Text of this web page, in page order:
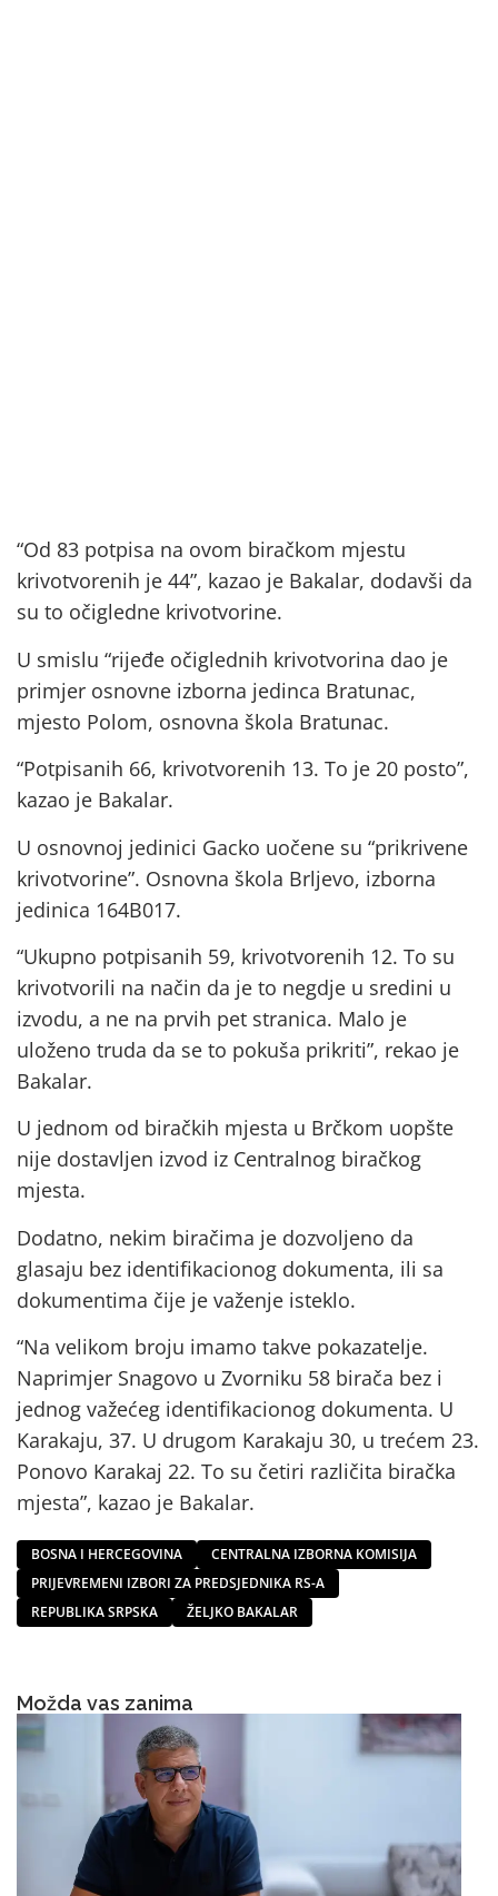
“Od 83 potpisa na ovom biračkom mjestu
krivotvorenih je 44”, kazao je Bakalar, dodavši da
su to očigledne krivotvorine.
U smislu “rijeđe očiglednih krivotvorina dao je
primjer osnovne izborna jedinca Bratunac,
mjesto Polom, osnovna škola Bratunac.
“Potpisanih 66, krivotvorenih 13. To je 20 posto”,
kazao je Bakalar.
U osnovnoj jedinici Gacko uočene su “prikrivene
krivotvorine”. Osnovna škola Brljevo, izborna
jedinica 164B017.
“Ukupno potpisanih 59, krivotvorenih 12. To su
krivotvorili na način da je to negdje u sredini u
izvodu, a ne na prvih pet stranica. Malo je
uloženo truda da se to pokuša prikriti”, rekao je
Bakalar.
U jednom od biračkih mjesta u Brčkom uopšte
nije dostavljen izvod iz Centralnog biračkog
mjesta.
Dodatno, nekim biračima je dozvoljeno da
glasaju bez identifikacionog dokumenta, ili sa
dokumentima čije je važenje isteklo.
“Na velikom broju imamo takve pokazatelje.
Naprimjer Snagovo u Zvorniku 58 birača bez i
jednog važećeg identifikacionog dokumenta. U
Karakaju, 37. U drugom Karakaju 30, u trećem 23.
Ponovo Karakaj 22. To su četiri različita biračka
mjesta”, kazao je Bakalar.
BOSNA I HERCEGOVINA
CENTRALNA IZBORNA KOMISIJA
PRIJEVREMENI IZBORI ZA PREDSJEDNIKA RS-A
REPUBLIKA SRPSKA
ŽELJKO BAKALAR
Možda vas zanima